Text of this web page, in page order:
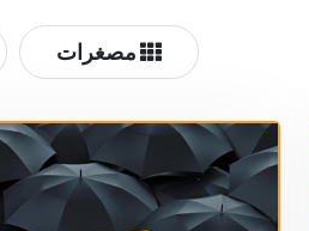
مصغرات